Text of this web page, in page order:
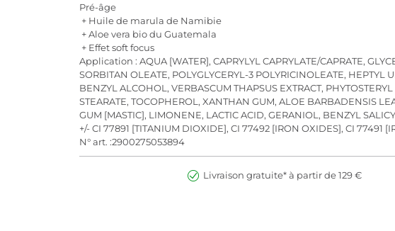
Pré-âge
+ Huile de marula de Namibie
+ Aloe vera bio du Guatemala
+ Effet soft focus
Application : AQUA [WATER], CAPRYLYL CAPRYLATE/CAPRATE,
SORBITAN OLEATE, POLYGLYCERYL-3 POLYRICINOLEATE, HEPTYL
BENZYL ALCOHOL, VERBASCUM THAPSUS EXTRACT,
STEARATE, TOCOPHEROL, XANTHAN GUM, ALOE BARBADENSIS
GUM [MASTIC], LIMONENE, LACTIC ACID, GERANIOL, BENZYL
+/- CI 77891 [TITANIUM DIOXIDE], CI 77492 [IRON OXIDES], CI 77491
N° art. :2900275053894
Livraison gratuite* à partir de 129 €